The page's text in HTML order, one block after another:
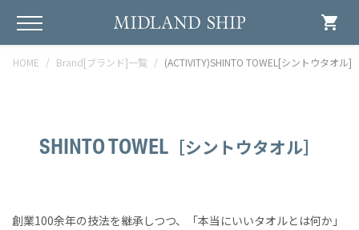
shopping_cart
HOME Brand[ブランド]一覧 (ACTIVITY)SHINTO TOWEL[シントウタオル]
SHINTO TOWEL ［シントウタオル］
創業100余年の技法を継承しつつ、「本当にいいタオルとは何か」